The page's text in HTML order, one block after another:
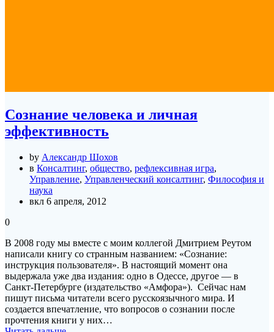
Сознание человека и личная
эффективность
by Александр Шохов
в Консалтинг, общество, рефлексивная игра,
Управление, Управленческий консалтинг, Философия и
наука
вкл 6 апреля, 2012
0
В 2008 году мы вместе с моим коллегой Дмитрием Реутом
написали книгу со странным названием: «Сознание:
инструкция пользователя». В настоящий момент она
выдержала уже два издания: одно в Одессе, другое — в
Санкт-Петербурге (издательство «Амфора»). Сейчас нам
пишут письма читатели всего русскоязычного мира. И
создается впечатление, что вопросов о сознании после
прочтения книги у них…